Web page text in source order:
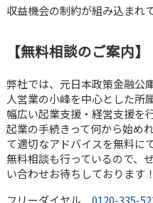
収益機会の制約が組み込まれ
【無料相談のご案内】
弊社では、元日本政策金融公
人営業の小峰を中心とした所
幅広い起業支援・経営支援を
起業の手続きって何から始め
て適切なアドバイスを無料に
無料相談も行っているので、
い合わせお待ちしております！
フリーダイヤル 0120-335-